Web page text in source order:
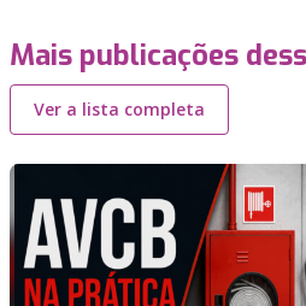
Mais publicações
Ver a lista completa